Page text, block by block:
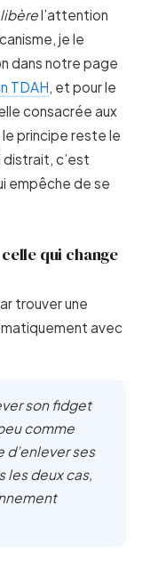
libèrel’attention
je le
dans notre page
TDAH, et pour le
consacrée aux
le principe reste le
distrait, c’est
empêche de se
qui change
trouver une
avec
son fidget
comme
d’enlever ses
les deux cas,